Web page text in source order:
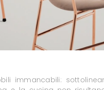
immancabili: